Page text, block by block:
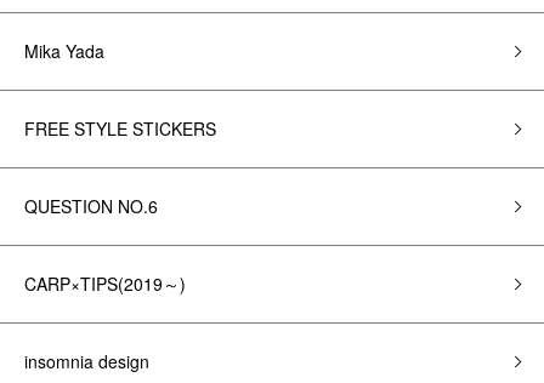
Mika Yada
FREE STYLE STICKERS
QUESTION NO.6
CARP×TIPS(2019～)
insomnia design